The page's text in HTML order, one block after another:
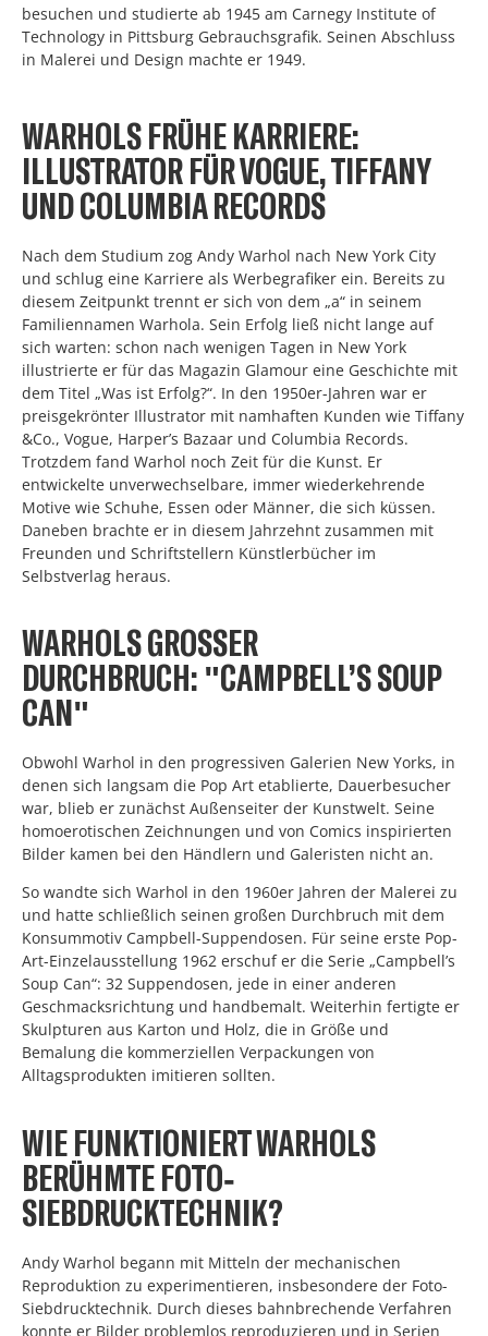
besuchen und studierte ab 1945 am Carnegy Institute of
Technology in Pittsburg Gebrauchsgrafik. Seinen Abschluss
in Malerei und Design machte er 1949.
WARHOLS FRÜHE KARRIERE:
ILLUSTRATOR FÜR VOGUE, TIFFANY
UND COLUMBIA RECORDS
Nach dem Studium zog Andy Warhol nach New York City
und schlug eine Karriere als Werbegrafiker ein. Bereits zu
diesem Zeitpunkt trennt er sich von dem „a“ in seinem
Familiennamen Warhola. Sein Erfolg ließ nicht lange auf
sich warten: schon nach wenigen Tagen in New York
illustrierte er für das Magazin Glamour eine Geschichte mit
dem Titel „Was ist Erfolg?“. In den 1950er-Jahren war er
preisgekrönter Illustrator mit namhaften Kunden wie Tiffany
&Co., Vogue, Harper’s Bazaar und Columbia Records.
Trotzdem fand Warhol noch Zeit für die Kunst. Er
entwickelte unverwechselbare, immer wiederkehrende
Motive wie Schuhe, Essen oder Männer, die sich küssen.
Daneben brachte er in diesem Jahrzehnt zusammen mit
Freunden und Schriftstellern Künstlerbücher im
Selbstverlag heraus.
WARHOLS GROSSER D
URCHBRUCH: "CAMPBELL’S SOUP C
AN"
Obwohl Warhol in den progressiven Galerien New Yorks, in
denen sich langsam die Pop Art etablierte, Dauerbesucher
war, blieb er zunächst Außenseiter der Kunstwelt. Seine
homoerotischen Zeichnungen und von Comics inspirierten
Bilder kamen bei den Händlern und Galeristen nicht an.
So wandte sich Warhol in den 1960er Jahren der Malerei zu
und hatte schließlich seinen großen Durchbruch mit dem
Konsummotiv Campbell-Suppendosen. Für seine erste Pop-
Art-Einzelausstellung 1962 erschuf er die Serie „Campbell’s
Soup Can“: 32 Suppendosen, jede in einer anderen
Geschmacksrichtung und handbemalt. Weiterhin fertigte er
Skulpturen aus Karton und Holz, die in Größe und
Bemalung die kommerziellen Verpackungen von
Alltagsprodukten imitieren sollten.
WIE FUNKTIONIERT WARHOLS
BERÜHMTE FOTO-
SIEBDRUCKTECHNIK?
Andy Warhol begann mit Mitteln der mechanischen
Reproduktion zu experimentieren, insbesondere der Foto-
Siebdrucktechnik. Durch dieses bahnbrechende Verfahren
konnte er Bilder problemlos reproduzieren und in Serien